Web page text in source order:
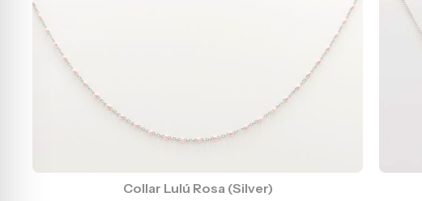
Collar Lulú Rosa (Silver)